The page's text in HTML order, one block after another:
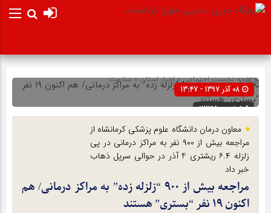
صفحه نخستاجتماعی»اخبار استان»سلامت
شناسه : 12265
معاون درمان دانشگاه علوم پزشکی کرمانشاه از
مراجعه بیش از ۹۰۰ نفر به مراکز درمانی در پی
زلزله ۶.۴ ریشتری 4 آذر در حوالی سرپل ذهاب
خبر داد
مراجعه بیش از ۹۰۰ “زلزله زده” به مراکز درمانی/ هم
اکنون ۱۹ نفر “بستری” هستند